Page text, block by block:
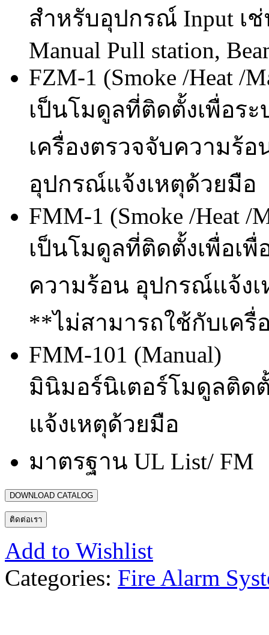
สำหรับอุปกรณ์ Input เช่น
Manual Pull station,
FZM-1 (Smoke /Heat /
เป็นโมดูลที่ติดตั้งเพื่อร
เครื่องตรวจจับความร้อ
อุปกรณ์แจ้งเหตุด้วยมือ
FMM-1 (Smoke /Heat /
เป็นโมดูลที่ติดตั้งเพื่อเ
ความร้อน อุปกรณ์แจ้ง
**ไม่สามารถใช้กับเครื่
FMM-101 (Manual)
มินิมอร์นิเตอร์โมดูลติด
แจ้งเหตุด้วยมือ
มาตรฐาน UL List/ FM
DOWNLOAD CATALOG
ติดต่อเรา
Add to Wishlist
Categories: Fire Alarm